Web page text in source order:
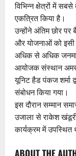
विभिन्न क्षेत्रों में
एकत्रित किया है।
उन्होंने अंतिम छोर
और योजनाओं को इसी
अधिक से अधिक
आयोजक संस्थान
यूनिट हैड पंकज शर्मा
संबोधन किया गया।
इस दौरान सम्मान
उजाला से राकेश
कार्यक्रम में उपस्थित
ABOUT THE